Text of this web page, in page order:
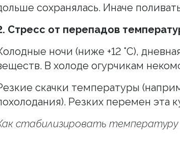
сохранялась. Иначе
Стресс от перепадов
ночи (ниже +12 °C),
В холоде огурчикам
скачки температуры
Резких перемен эта
стабилизировать температуру